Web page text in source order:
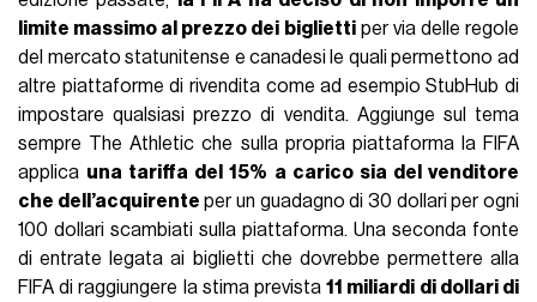
limite massimo al prezzo dei bigliettiper via delle regole
del mercato statunitense e canadesi le quali permettono ad
altre piattaforme di rivendita come ad esempio StubHub di
impostare qualsiasi prezzo di vendita. Aggiunge sul tema
sempre The Athletic che sulla propria piattaforma la FIFA
applica una tariffa del 15% a carico sia del venditore
che dell’acquirente per un guadagno di 30 dollari per ogni
100 dollari scambiati sulla piattaforma. Una seconda fonte
di entrate legata ai biglietti che dovrebbe permettere alla
FIFA di raggiungere la stima prevista11 miliardi di dollari di